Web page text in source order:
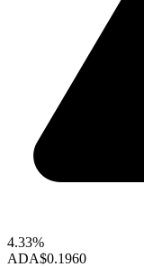
4.33%
ADA$0.1960